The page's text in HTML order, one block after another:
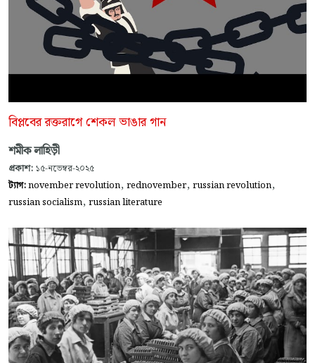
বিপ্লবের রক্তরাগে শেকল ভাঙার গান
শমীক লাহিড়ী
প্রকাশ: ১৫-নভেম্বর-২০২৫
ট্যাগ:november revolution, rednovember, russian revolution,
russian socialism, russian literature